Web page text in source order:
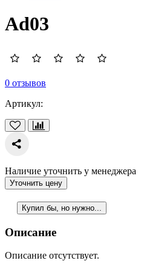
Ad03
0 отзывов
Артикул:
Наличие уточнить у менеджера
Уточнить цену
Купил бы, но нужно...
Описание
Описание отсутствует.